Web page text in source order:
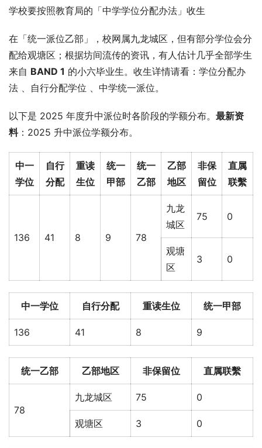
学校要按照教育局的「中学学位分配办法」收生
在「统一派位乙部」，校网属九龙城区，但有部分学位会分
配给观塘区；根据坊间流传的资讯，有人估计几乎全部学生
来自 BAND 1 的小六毕业生。收生详情请看：学位分配办
法 、自行分配学位 、中学统一派位。
以下是 2025 年度升中派位时各阶段的学额分布。 最新资
料：2025 升中派位学额分布。
中一
学位
自行
分配
重读
生位
统一
甲部
统一
乙部
乙部
地区
非保
留位
直属
联繫
136 41 8 9 78
九龙
城区
75 0
观塘
区
3 0
中一学位 自行分配 重读生位 统一甲部
136 41 8 9
统一乙部 乙部地区 非保留位 直属联繫
78
九龙城区 75 0
观塘区 3 0